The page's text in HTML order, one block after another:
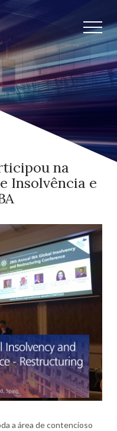
na
Insolvência e
a área de contencioso